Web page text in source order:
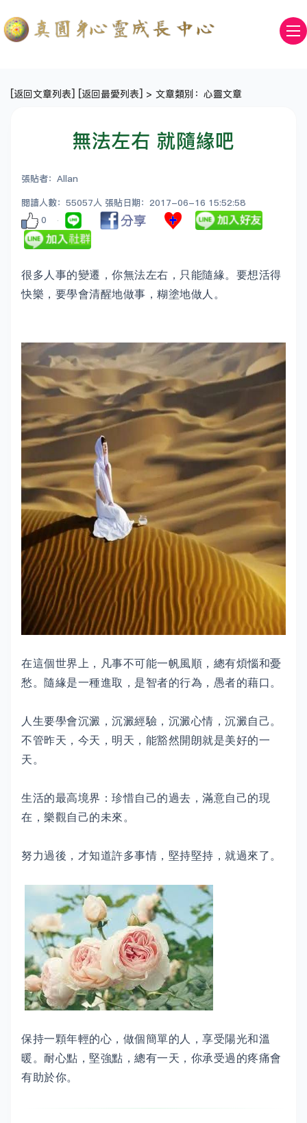
[返回文章列表] [返回最愛列表] > 文章類別：心靈文章
無法左右 就隨緣吧
張貼者：Allan
閱讀人數：55057人 張貼日期：2017-06-16 15:52:58
0
很多人事的變遷，你無法左右，只能隨緣。要想活得
快樂，要學會清醒地做事，糊塗地做人。
在這個世界上，凡事不可能一帆風順，總有煩惱和憂
愁。隨緣是一種進取，是智者的行為，愚者的藉口。
人生要學會沉澱，沉澱經驗，沉澱心情，沉澱自己。
不管昨天，今天，明天，能豁然開朗就是美好的一
天。
生活的最高境界：珍惜自己的過去，滿意自己的現
在，樂觀自己的未來。
努力過後，才知道許多事情，堅持堅持，就過來了。
保持一顆年輕的心，做個簡單的人，享受陽光和溫
暖。耐心點，堅強點，總有一天，你承受過的疼痛會
有助於你。